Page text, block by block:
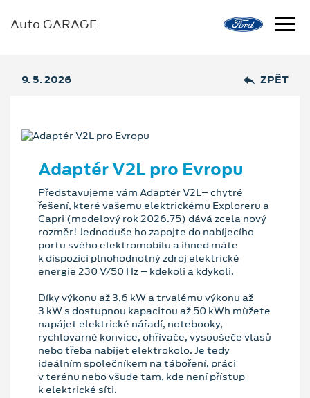
Auto GARAGE
9. 5. 2026 ZPĚT
Adaptér V2L pro Evropu
Představujeme vám Adaptér V2L– chytré
řešení, které vašemu elektrickému Exploreru a
Capri (modelový rok 2026.75) dává zcela nový
rozměr! Jednoduše ho zapojte do nabíjecího
portu svého elektromobilu a ihned máte
k dispozici plnohodnotný zdroj elektrické
energie 230 V/50 Hz – kdekoli a kdykoli.
Díky výkonu až 3,6 kW a trvalému výkonu až
3 kW s dostupnou kapacitou až 50 kWh můžete
napájet elektrické nářadí, notebooky,
rychlovarné konvice, ohřívače, vysoušeče vlasů
nebo třeba nabíjet elektrokolo. Je tedy
ideálním společníkem na táboření, práci
v terénu nebo všude tam, kde není přístup
k elektrické síti.